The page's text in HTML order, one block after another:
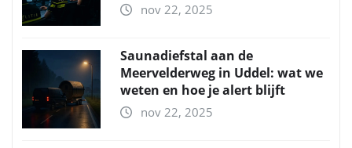
nov 22, 2025
Saunadiefstal aan de
Meervelderweg in Uddel: wat we
weten en hoe je alert blijft
nov 22, 2025